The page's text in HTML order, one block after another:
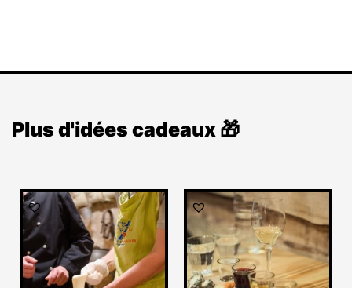
Plus d'idées cadeaux 🎁